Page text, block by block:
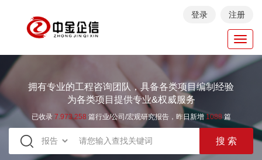
登录 注册
拥有专业的工程咨询团队，具备各类项目编制经验
为各类项目提供专业&权威服务
已收录 7.973.258 篇行业/公司/宏观研究报告，昨日新增 1088篇